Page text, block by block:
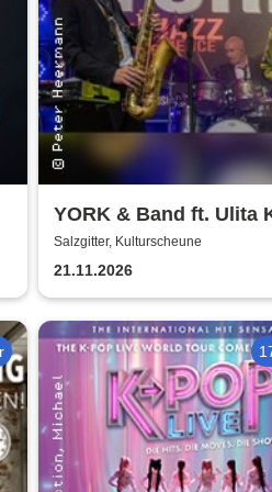
YORK & Band ft. Ulita
Salzgitter, Kulturscheune
21.11.2026